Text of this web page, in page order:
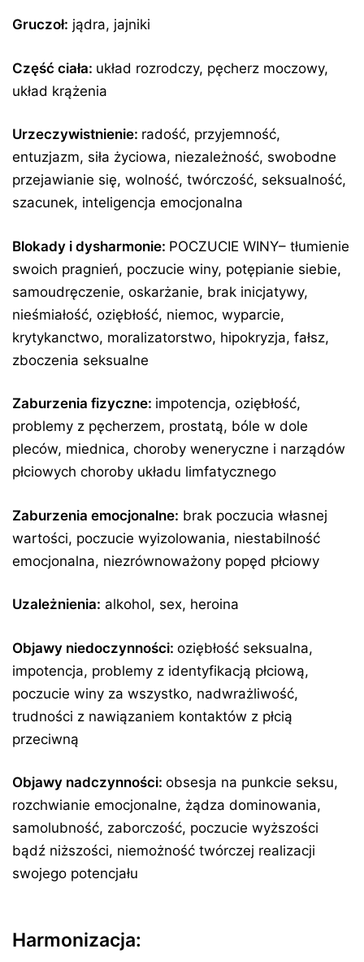
Gruczoł: jądra, jajniki
Część ciała: układ rozrodczy, pęcherz moczowy,
układ krążenia
Urzeczywistnienie: radość, przyjemność,
entuzjazm, siła życiowa, niezależność, swobodne
przejawianie się, wolność, twórczość, seksualność,
szacunek, inteligencja emocjonalna
Blokady i dysharmonie: POCZUCIE WINY– tłumienie
swoich pragnień, poczucie winy, potępianie siebie,
samoudręczenie, oskarżanie, brak inicjatywy,
nieśmiałość, oziębłość, niemoc, wyparcie,
krytykanctwo, moralizatorstwo, hipokryzja, fałsz,
zboczenia seksualne
Zaburzenia fizyczne: impotencja, oziębłość,
problemy z pęcherzem, prostatą, bóle w dole
pleców, miednica, choroby weneryczne i narządów
płciowych choroby układu limfatycznego
Zaburzenia emocjonalne: brak poczucia własnej
wartości, poczucie wyizolowania, niestabilność
emocjonalna, niezrównoważony popęd płciowy
Uzależnienia: alkohol, sex, heroina
Objawy niedoczynności: oziębłość seksualna,
impotencja, problemy z identyfikacją płciową,
poczucie winy za wszystko, nadwrażliwość,
trudności z nawiązaniem kontaktów z płcią
przeciwną
Objawy nadczynności: obsesja na punkcie seksu,
rozchwianie emocjonalne, żądza dominowania,
samolubność, zaborczość, poczucie wyższości
bądź niższości, niemożność twórczej realizacji
swojego potencjału
Harmonizacja: